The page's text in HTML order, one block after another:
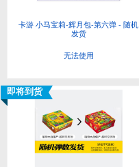
卡游 小马宝莉-辉月包-第六弹 - 随机
发货
无法使用
即将到货